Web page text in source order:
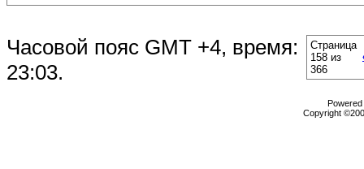
Часовой пояс GMT +4, время:
23:03.
Страница
158 из
366
Copyright